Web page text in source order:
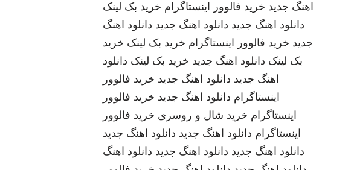
اهنگ جدید خرید فالوور اینستاگرام خرید بک لینک
دانلود اهنگ جدید دانلود اهنگ جدید دانلود اهنگ
جدید خرید فالوور اینستاگرام خرید بک لینک خرید
بک لینک دانلود اهنگ جدید خرید بک لینک دانلود
اهنگ جدید دانلود اهنگ جدید خرید فالوور
اینستاگرام دانلود اهنگ جدید خرید فالوور
اینستاگرام خرید شال و روسری خرید فالوور
اینستاگرام دانلود اهنگ جدید دانلود اهنگ جدید
دانلود اهنگ جدید دانلود اهنگ جدید دانلود اهنگ